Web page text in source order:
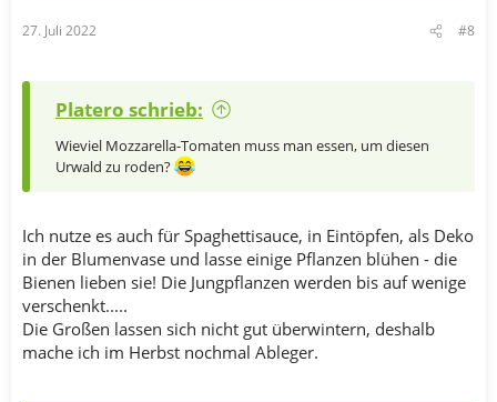
:
27. Juli 2022 #8
Platero schrieb:
Wieviel Mozzarella-Tomaten muss man essen, um diesen
Urwald zu roden?
Ich nutze es auch für Spaghettisauce, in Eintöpfen, als Deko
in der Blumenvase und lasse einige Pflanzen blühen - die
Bienen lieben sie! Die Jungpflanzen werden bis auf wenige
verschenkt.....
Die Großen lassen sich nicht gut überwintern, deshalb
mache ich im Herbst nochmal Ableger.